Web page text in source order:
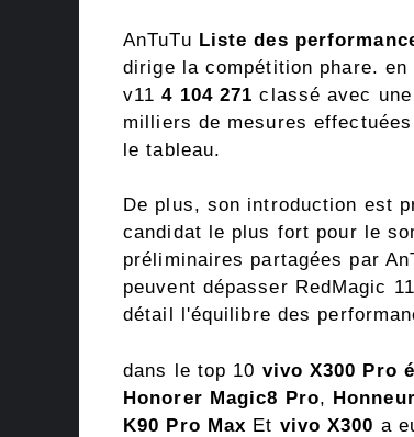
AnTuTu Liste des
dirige la compétition phare.
v114 104 271 classé avec
milliers de mesures
le tableau.
De plus, son introduction est
candidat le plus fort pour le
préliminaires partagées par
peuvent dépasser RedMagic
détail l'équilibre des
dans le top 10 vivo X300 Pro
Honorer Magic8 Pro,
K90 Pro Max Et vivo X300 a